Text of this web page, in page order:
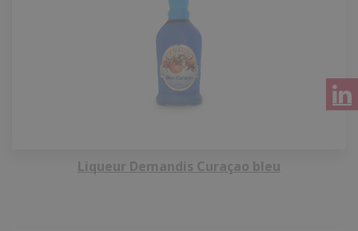
Liqueur Demandis Curaçao bleu